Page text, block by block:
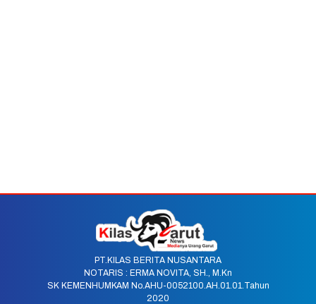
PT.KILAS BERITA NUSANTARA
NOTARIS : ERMA NOVITA, SH., M.Kn
SK KEMENHUMKAM No.AHU-0052100.AH.01.01.Tahun
2020